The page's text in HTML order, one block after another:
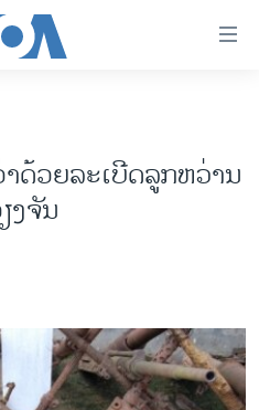
ລັດ 2024
ດ້ວຍລະ​ເບີດ​ລູກ​ຫວ່ານ
ງ​ຈັນ​